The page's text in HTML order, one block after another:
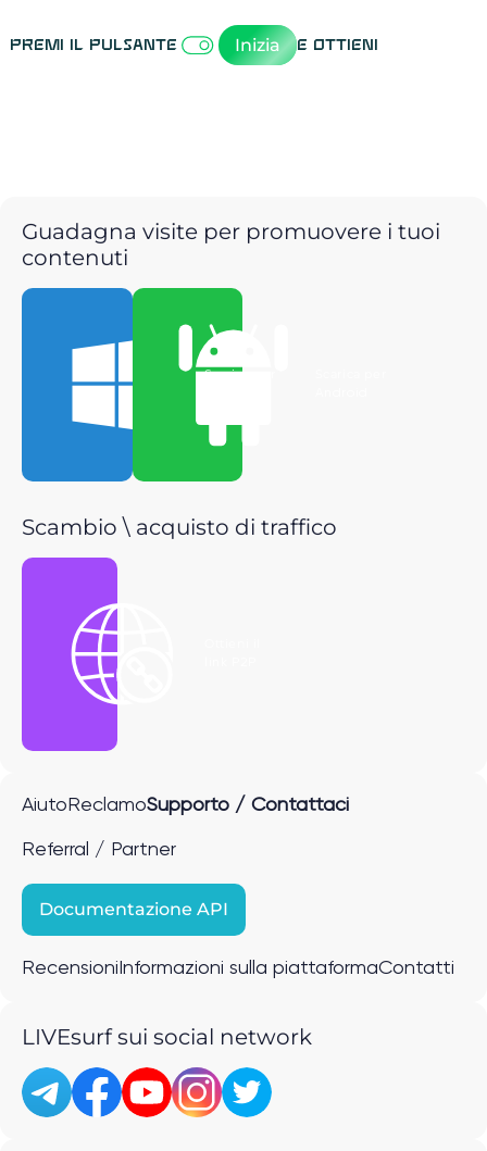
Premi il pulsante Inizia e ottieni
Guadagna visite per promuovere i tuoi
contenuti
Scarica per
Scambio \ acquisto di traffico
Aiuto ReclamoSupporto / Contattaci
Referral / Partner
Documentazione API
Recensioni Informazioni sulla piattaformaContatti
LIVEsurf sui social network